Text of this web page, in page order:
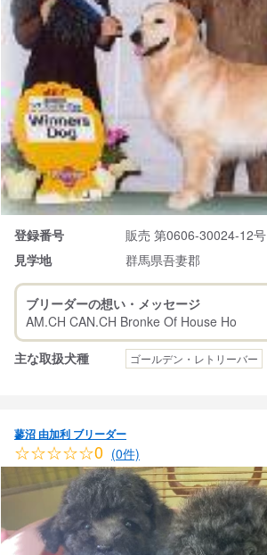
登録番号
販売 第0606-30024-12号
見学地
群馬県吾妻郡
ブリーダーの想い・メッセージ
主な取扱犬種 ゴールデン・レトリーバー
蓼沼 由加利 ブリーダー
☆☆☆☆☆0 (0件)